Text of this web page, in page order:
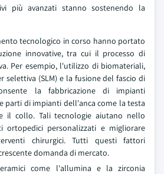
più avanzati stanno sostenendo la
tecnologico in corso hanno portato
innovative, tra cui il processo di
Per esempio, l'utilizzo di biomateriali,
selettiva (SLM) e la fusione del fascio di
la fabbricazione di impianti
parti di impianti dell'anca come la testa
il collo. Tali tecnologie aiutano nello
ortopedici personalizzati e migliorare
chirurgici. Tutti questi fattori
domanda di mercato.
come l'allumina e la zirconia